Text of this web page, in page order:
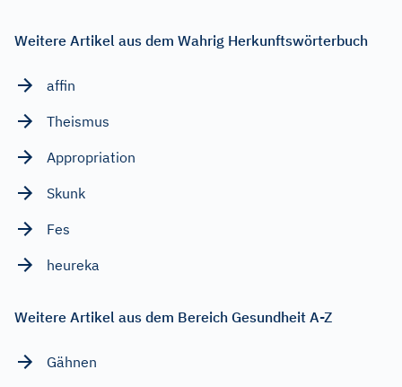
Weitere Artikel aus dem Wahrig Herkunftswörterbuch
affin
Theismus
Appropriation
Skunk
Fes
heureka
Weitere Artikel aus dem Bereich Gesundheit A-Z
Gähnen